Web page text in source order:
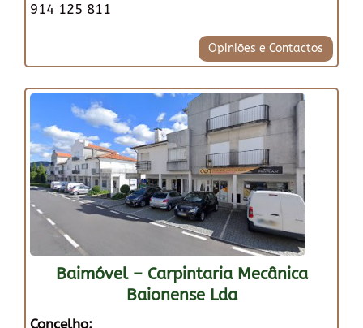
914 125 811
Opiniões e Contactos
Baimóvel – Carpintaria Mecânica
Baionense Lda
Concelho: